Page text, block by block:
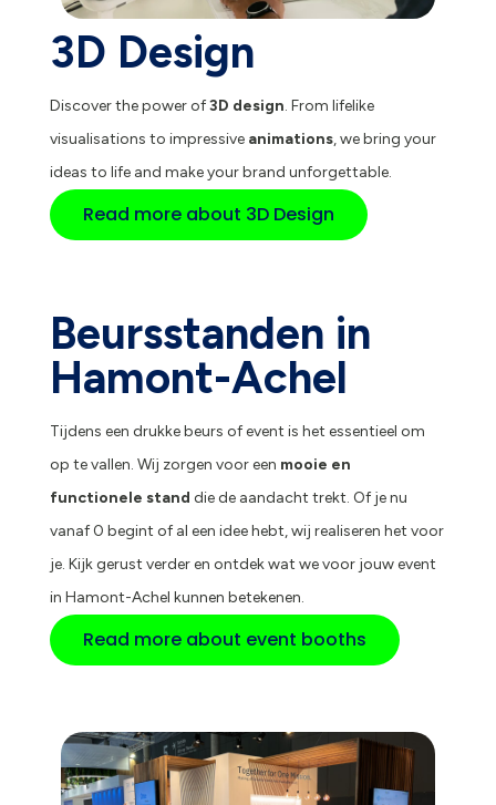
3D Design
Discover the power of3D design. From lifelike
visualisations to impressive animations, we bring your
ideas to life and make your brand unforgettable.
Read more about 3D Design
Beursstanden in
Hamont-Achel
Tijdens een drukke beurs of event is het essentieel om
op te vallen. Wij zorgen voor een mooie en
functionele stand die de aandacht trekt. Of je nu
vanaf 0 begint of al een idee hebt, wij realiseren het voor
je. Kijk gerust verder en ontdek wat we voor jouw event
in Hamont-Achel kunnen betekenen.
Read more about event booths